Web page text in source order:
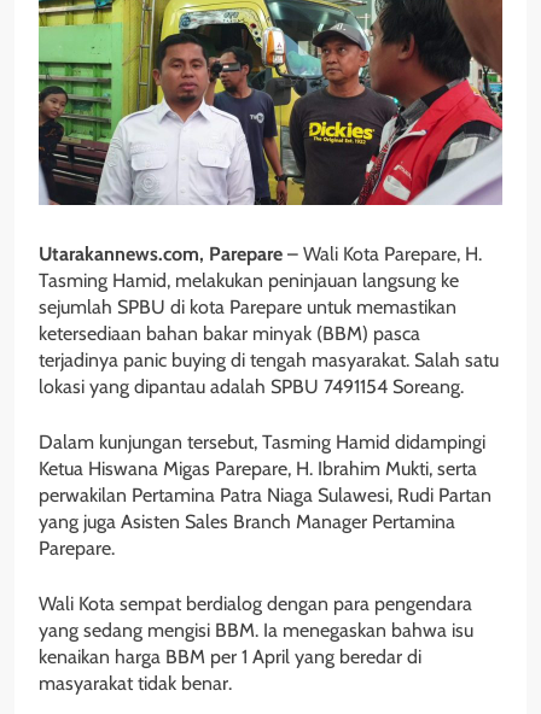
Utarakannews.com, Parepare – Wali Kota Parepare, H.
Tasming Hamid, melakukan peninjauan langsung ke
sejumlah SPBU di kota Parepare untuk memastikan
ketersediaan bahan bakar minyak (BBM) pasca
terjadinya panic buying di tengah masyarakat. Salah satu
lokasi yang dipantau adalah SPBU 7491154 Soreang.
Dalam kunjungan tersebut, Tasming Hamid didampingi
Ketua Hiswana Migas Parepare, H. Ibrahim Mukti, serta
perwakilan Pertamina Patra Niaga Sulawesi, Rudi Partan
yang juga Asisten Sales Branch Manager Pertamina
Parepare.
Wali Kota sempat berdialog dengan para pengendara
yang sedang mengisi BBM. Ia menegaskan bahwa isu
kenaikan harga BBM per 1 April yang beredar di
masyarakat tidak benar.